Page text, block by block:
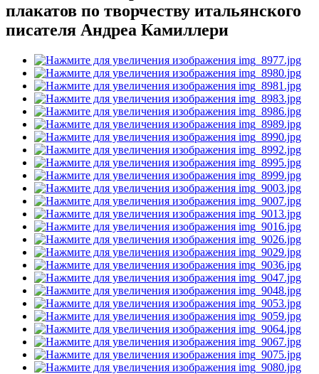
плакатов по творчеству итальянского
писателя Андреа Камиллери